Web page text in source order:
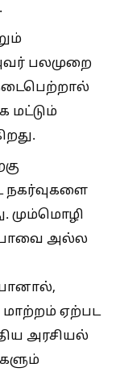
பலமுறை
நடைபெற்றால்
மட்டும்
மும்மொழி
அல்ல
மாற்றம் ஏற்பட
அரசியல்